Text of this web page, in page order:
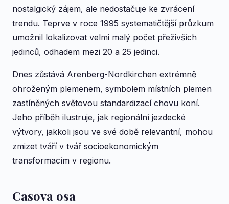
nostalgický zájem, ale nedostačuje ke zvrácení
trendu. Teprve v roce 1995 systematičtější průzkum
umožnil lokalizovat velmi malý počet přeživších
jedinců, odhadem mezi 20 a 25 jedinci.
Dnes zůstává Arenberg-Nordkirchen extrémně
ohroženým plemenem, symbolem místních plemen
zastíněných světovou standardizací chovu koní.
Jeho příběh ilustruje, jak regionální jezdecké
výtvory, jakkoli jsou ve své době relevantní, mohou
zmizet tváří v tvář socioekonomickým
transformacím v regionu.
Casova osa